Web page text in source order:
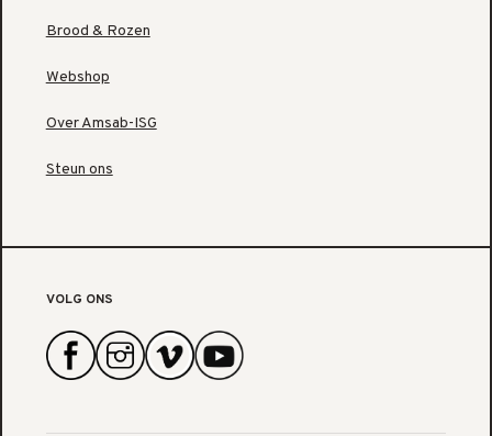
Brood & Rozen
Webshop
Over Amsab-ISG
Steun ons
VOLG ONS